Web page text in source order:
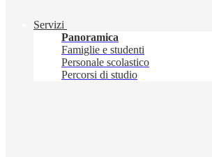
Servizi
Panoramica
Famiglie e studenti
Personale scolastico
Percorsi di studio